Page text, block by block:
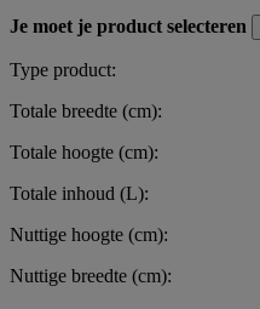
Je moet je product selecteren
Type product:
Totale breedte (cm):
Totale hoogte (cm):
Totale inhoud (L):
Nuttige hoogte (cm):
Nuttige breedte (cm):